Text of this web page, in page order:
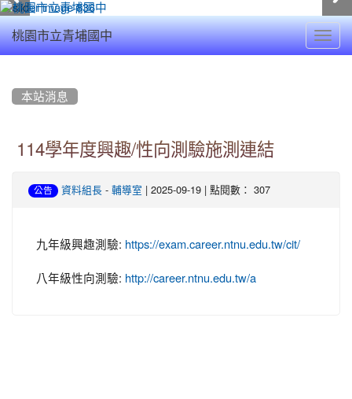
桃園市立青埔國中
本站消息
114學年度興趣/性向測驗施測連結
公告 資料組長 - 輔導室 | 2025-09-19 | 點閱數： 307
九年級興趣測驗: https://exam.career.ntnu.edu.tw/cit/
八年級性向測驗: http://career.ntnu.edu.tw/a